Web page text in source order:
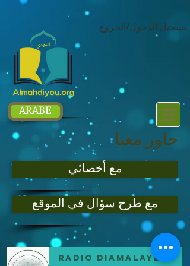
google.com, pub-1214054292722785, DIRECT, f08c47fec0942fa0
تسجيل الدخول/الخروج
ARABE
حاور معنا
مع أخصائي
مع طرح سؤال في الموقع